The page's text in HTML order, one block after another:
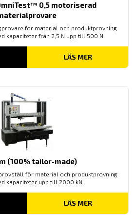
0,5 motoriserad
för material och produktprovning
kapaciteter från 2,5 N upp till 500 N
LÄS MER
(100% tailor-made)
för material och produktprovning
kapaciteter upp till 2000 kN
LÄS MER